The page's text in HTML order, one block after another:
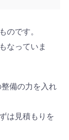
のです。
なっていま
備の力を入れ
は見積もりを